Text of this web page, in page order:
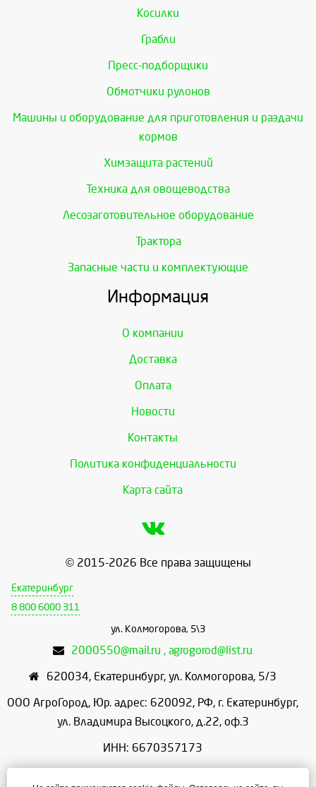
Косилки
Грабли
Пресс-подборщики
Обмотчики рулонов
Машины и оборудование для приготовления и раздачи
кормов
Химзащита растений
Техника для овощеводства
Лесозаготовительное оборудование
Трактора
Запасные части и комплектующие
Информация
О компании
Доставка
Оплата
Новости
Контакты
Политика конфиденциальности
Карта сайта
© 2015-2026 Все права защищены
Екатеринбург
8 800 6000 311
ул. Колмогорова, 5\3
2000550@mail.ru , agrogorod@list.ru
620034, Екатеринбург, ул. Колмогорова, 5/3
ООО АгроГород, Юр. адрес: 620092, РФ, г. Екатеринбург,
ул. Владимира Высоцкого, д.22, оф.3
ИНН: 6670357173